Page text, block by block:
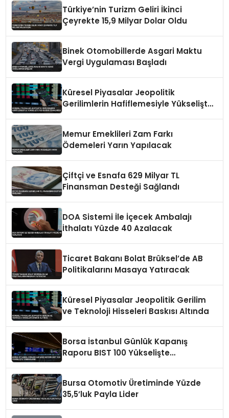
Türkiye’nin Turizm Geliri İkinci
Çeyrekte 15,9 Milyar Dolar Oldu
Binek Otomobillerde Asgari Maktu
Vergi Uygulaması Başladı
Küresel Piyasalar Jeopolitik
Gerilimlerin Hafiflemesiyle Yükselişte
Memur Emeklileri Zam Farkı
Ödemeleri Yarın Yapılacak
Çiftçi ve Esnafa 629 Milyar TL
Finansman Desteği Sağlandı
DOA Sistemi İle İçecek Ambalajı
İthalatı Yüzde 40 Azalacak
Ticaret Bakanı Bolat Brüksel’de AB
Politikalarını Masaya Yatıracak
Küresel Piyasalar Jeopolitik Gerilim
ve Teknoloji Hisseleri Baskısı Altında
Borsa İstanbul Günlük Kapanış
Raporu BIST 100 Yükselişte
Bursa Otomotiv Üretiminde Yüzde
35,5’luk Payla Lider